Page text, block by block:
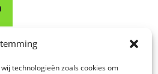
technologieën zoals cookies om